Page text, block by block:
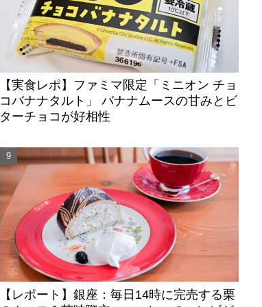
【実食レポ】ファミマ限定「ミニオン チョ
コバナナタルト」 バナナムースの甘みとビ
ターチョコが好相性
【レポート】銀座：毎日14時に完売する栗